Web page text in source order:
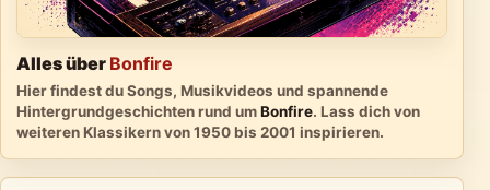
Alles über Bonfire
Hier findest du Songs, Musikvideos und spannende
Hintergrundgeschichten rund umBonfire. Lass dich von
weiteren Klassikern von 1950 bis 2001 inspirieren.